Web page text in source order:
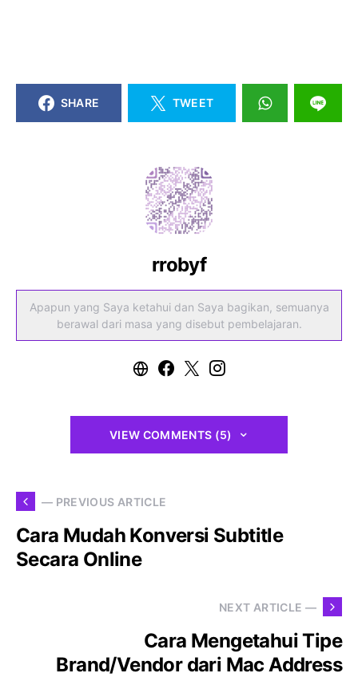
SHARE TWEET
rrobyf
Apapun yang Saya ketahui dan Saya bagikan, semuanya
berawal dari masa yang disebut pembelajaran.
VIEW COMMENTS (5)
— PREVIOUS ARTICLE
Cara Mudah Konversi Subtitle
Secara Online
NEXT ARTICLE —
Cara Mengetahui Tipe
Brand/Vendor dari Mac Address